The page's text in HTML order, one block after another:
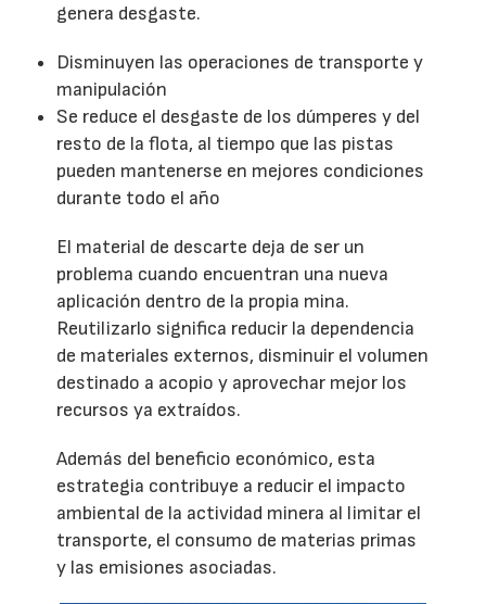
genera desgaste.
Disminuyen las operaciones de transporte y
manipulación
Se reduce el desgaste de los dúmperes y del
resto de la flota, al tiempo que las pistas
pueden mantenerse en mejores condiciones
durante todo el año
El material de descarte deja de ser un
problema cuando encuentran una nueva
aplicación dentro de la propia mina.
Reutilizarlo significa reducir la dependencia
de materiales externos, disminuir el volumen
destinado a acopio y aprovechar mejor los
recursos ya extraídos.
Además del beneficio económico, esta
estrategia contribuye a reducir el impacto
ambiental de la actividad minera al limitar el
transporte, el consumo de materias primas
y las emisiones asociadas.